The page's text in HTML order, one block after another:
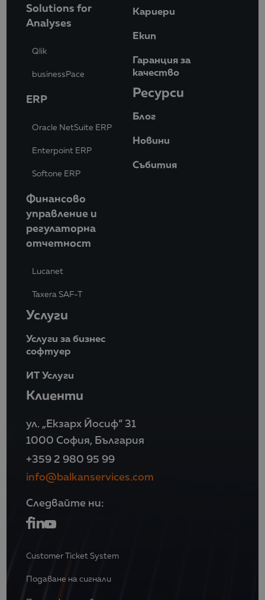
Solutions for
Analyses
Qlik
businessPace
ERP
Oracle NetSuite ERP
Enterpoint ERP
Softone ERP
Финансово
управление и
регулаторна
отчетност
Lucanet
Taxera SAF-T
Услуги
Услуги за бизнес
софтуер
ИТ Услуги
Клиенти
Кариери
Eкип
Гаранция за
качество
Ресурси
Блог
Новини
Събития
ул. „Екзарх Йосиф“ 31
1000 София, България
+359 2 980 95 99
info@balkanservices.com
Следвайте ни:
Customer Ticket System
Подаване на сигнали